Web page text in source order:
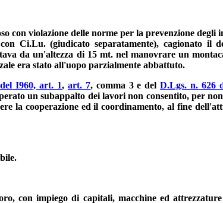
con violazione delle norme per la prevenzione
Ci.Lu. (giudicato separatamente), cagionato il
da un'altezza di 15 mt. nel manovrare un
era stato all'uopo parzialmente abbattuto.
I960, art. 1, art. 7, comma 3 e delD.Lgs. n. 626
un subappalto dei lavori non consentito, per
la cooperazione ed il coordinamento, al fine
con impiego di capitali, macchine ed